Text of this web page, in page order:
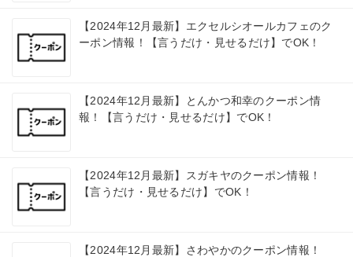
【2024年12月最新】エクセルシオールカフェのク
ーポン情報！【言うだけ・見せるだけ】でOK！
【2024年12月最新】とんかつ和幸のクーポン情
報！【言うだけ・見せるだけ】でOK！
【2024年12月最新】スガキヤのクーポン情報！
【言うだけ・見せるだけ】でOK！
【2024年12月最新】さわやかのクーポン情報！